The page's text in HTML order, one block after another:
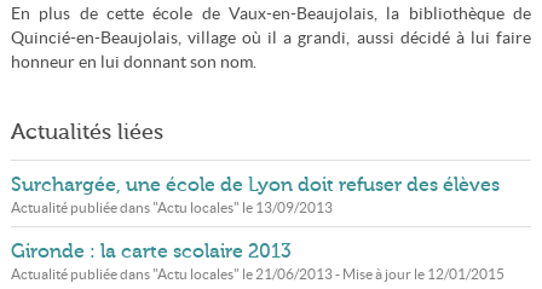
En plus de cette école de Vaux-en-Beaujolais, la bibliothèque de
Quincié-en-Beaujolais, village où il a grandi, aussi décidé à lui faire
honneur en lui donnant son nom.
Actualités liées
Surchargée, une école de Lyon doit refuser des élèves
Actualité publiée dans "Actu locales" le 13/09/2013
Gironde : la carte scolaire 2013
Actualité publiée dans "Actu locales" le 21/06/2013- Mise à jour le 12/01/2015